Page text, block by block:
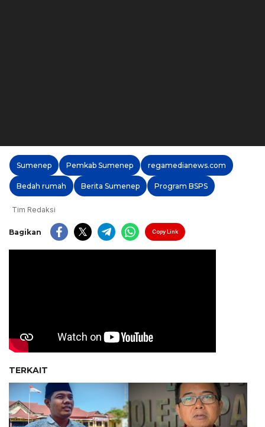
Sumenep Pemkab Sumenep regamedianews.com
Bedah rumah Berita Sumenep Program BSPS
Tim Redaksi
Bagikan Copy Link
TERKAIT